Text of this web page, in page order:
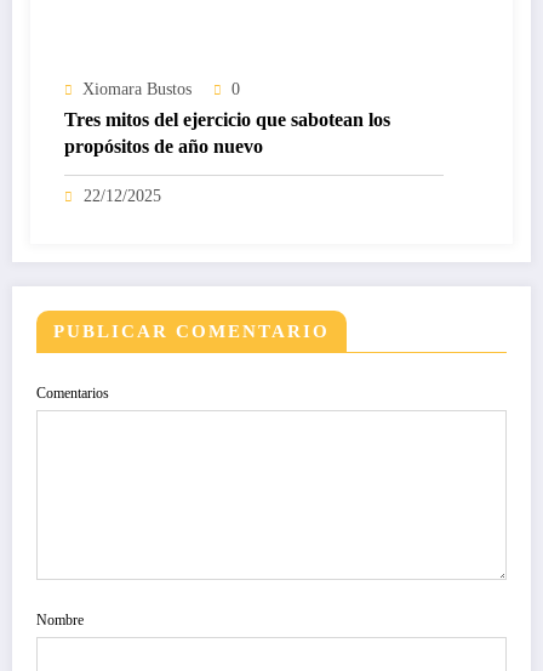
Xiomara Bustos 0
Tres mitos del ejercicio que sabotean los
propósitos de año nuevo
22/12/2025
PUBLICAR COMENTARIO
Comentarios
Nombre